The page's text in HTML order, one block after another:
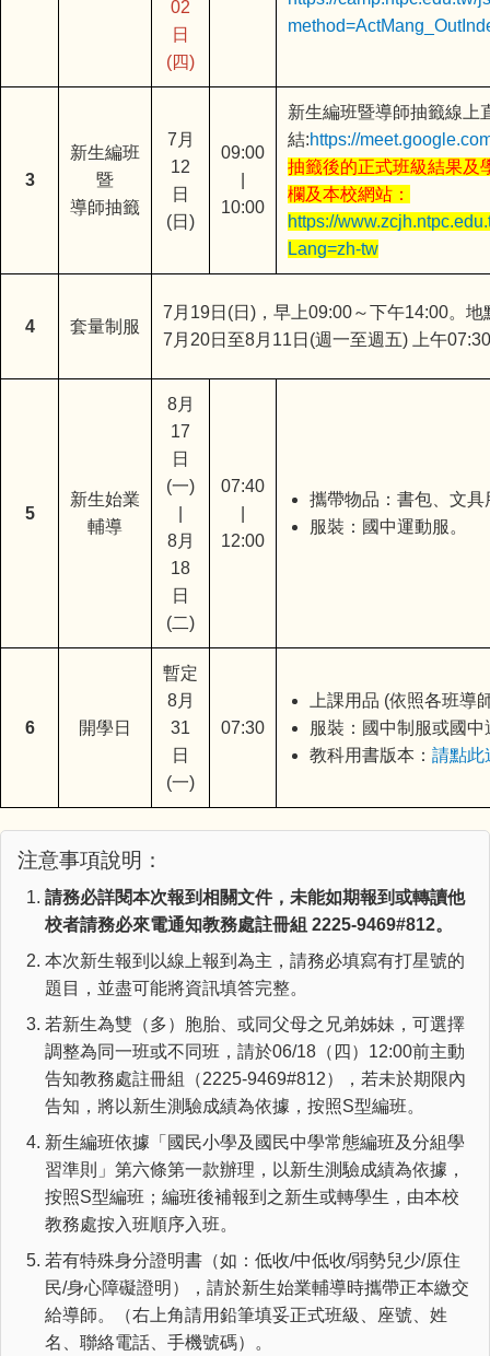
02
日
(四)
3
新生編班
暨
導師抽籤
7月
12
日
(日)
09:00
10:00
新生編班暨導師抽籤線上
結:https://
抽籤後的正式班級結果及
欄及本校網站：
https://
Lang=zh-tw
4 套量制服
7月19日(日)，早上09:00～下午14:00。地
7月20日至8月11日(週一至週五) 上午
5
新生始業
輔導
8月
17
日
(一)
8月
18
日
(二)
07:40
12:00
攜帶物品：書包、文
服裝：國中運動服。
6 開學日
暫定
8月
31
日
(一)
07:30
上課用品 (依照各班導
服裝：國中制服或國中
教科用書版本： 請點此
注意事項說明：
請務必詳閱本次報到相關文件，未能如期報到或轉讀他
校者請務必來電通知教務處註冊組 2225-9469#812。
本次新生報到以線上報到為主，請務必填寫有打星號的
題目，並盡可能將資訊填答完整。
若新生為雙（多）胞胎、或同父母之兄弟姊妹，可選擇
調整為同一班或不同班，請於06/18（四）12:00前主動
告知教務處註冊組（2225-9469#812），若未於期限內
告知，將以新生測驗成績為依據，按照S型編班。
新生編班依據「國民小學及國民中學常態編班及分組學
習準則」第六條第一款辦理，以新生測驗成績為依據，
按照S型編班；編班後補報到之新生或轉學生，由本校
教務處按入班順序入班。
若有特殊身分證明書（如：低收/中低收/弱勢兒少/原住
民/身心障礙證明），請於新生始業輔導時攜帶正本繳交
給導師。（右上角請用鉛筆填妥正式班級、座號、姓
名、聯絡電話、手機號碼）。